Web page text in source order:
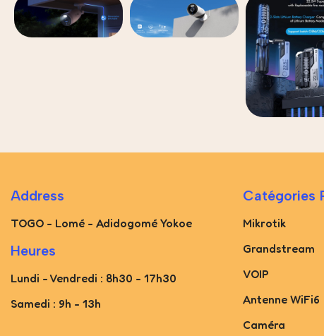
Address
TOGO - Lomé - Adidogomé Yokoe
Heures
Lundi - Vendredi : 8h30 - 17h30
Samedi : 9h - 13h
Catégories
Mikrotik
Grandstream
VOIP
Antenne WiFi6
Caméra